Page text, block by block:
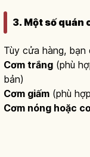
3. Một số quán
Tùy cửa hàng,
Cơm trắng (phù
bản)
Cơm giấm (phù
Cơm nóng hoặc